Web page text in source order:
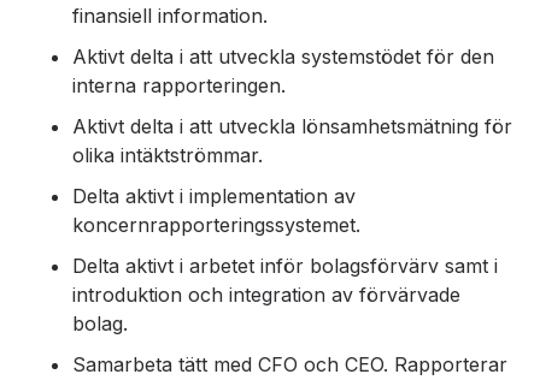
finansiell information.
Aktivt delta i att utveckla systemstödet för den
interna rapporteringen.
Aktivt delta i att utveckla lönsamhetsmätning för
olika intäktströmmar.
Delta aktivt i implementation av
koncernrapporteringssystemet.
Delta aktivt i arbetet inför bolagsförvärv samt i
introduktion och integration av förvärvade
bolag.
Samarbeta tätt med CFO och CEO. Rapporterar